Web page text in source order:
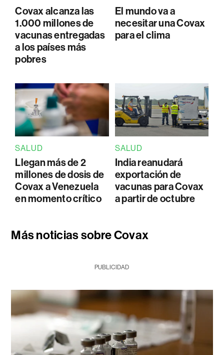
Covax alcanza las
1.000 millones de
vacunas entregadas
a los países más
pobres
El mundo va a
necesitar una Covax
para el clima
SALUD
Llegan más de 2
millones de dosis de
Covax a Venezuela
en momento crítico
SALUD
India reanudará
exportación de
vacunas para Covax
a partir de octubre
Más noticias sobre Covax
PUBLICIDAD